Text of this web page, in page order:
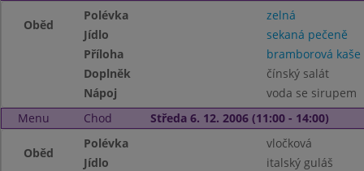
Oběd
Polévka
zelná
Jídlo
sekaná pečeně
Příloha
bramborová kaše
Doplněk
čínský salát
Nápoj
voda se sirupem
Menu
Chod Středa 6. 12. 2006 (11:00 - 14:00)
Oběd
Polévka
vločková
Jídlo
italský guláš